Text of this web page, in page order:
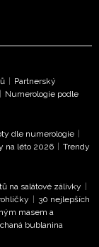
a
se
toto pole.
Partnerský
Numerologie podle
dle numerologie
na léto 2026
Trendy
na salátové zálivky
30 nejlepších
masem a
bublanina